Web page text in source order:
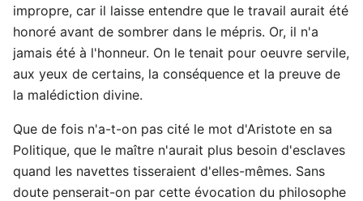
impropre, car il laisse entendre que le travail aurait été
honoré avant de sombrer dans le mépris. Or, il n'a
jamais été à l'honneur. On le tenait pour oeuvre servile,
aux yeux de certains, la conséquence et la preuve de
la malédiction divine.
Que de fois n'a-t-on pas cité le mot d'Aristote en sa
Politique, que le maître n'aurait plus besoin d'esclaves
quand les navettes tisseraient d'elles-mêmes. Sans
doute penserait-on par cette évocation du philosophe